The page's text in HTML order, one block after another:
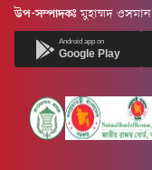
উপ-সম্পাদকঃ মুহাম্মদ ওসমান
Android app on
Google Play